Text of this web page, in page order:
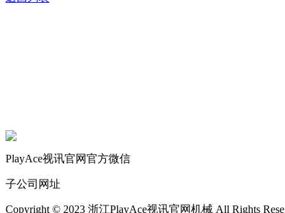
PlayAce视讯官网官方微信
子公司网址
Copyright © 2023 浙江PlayAce视讯官网机械 All Rights